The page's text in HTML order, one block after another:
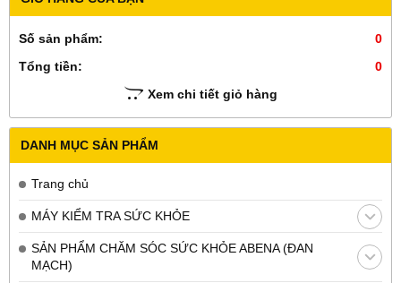
Số sản phẩm:
0
Tổng tiền:
0
Xem chi tiết giỏ hàng
DANH MỤC SẢN PHẨM
Trang chủ
MÁY KIỂM TRA SỨC KHỎE
SẢN PHẨM CHĂM SÓC SỨC KHỎE ABENA (ĐAN
MẠCH)